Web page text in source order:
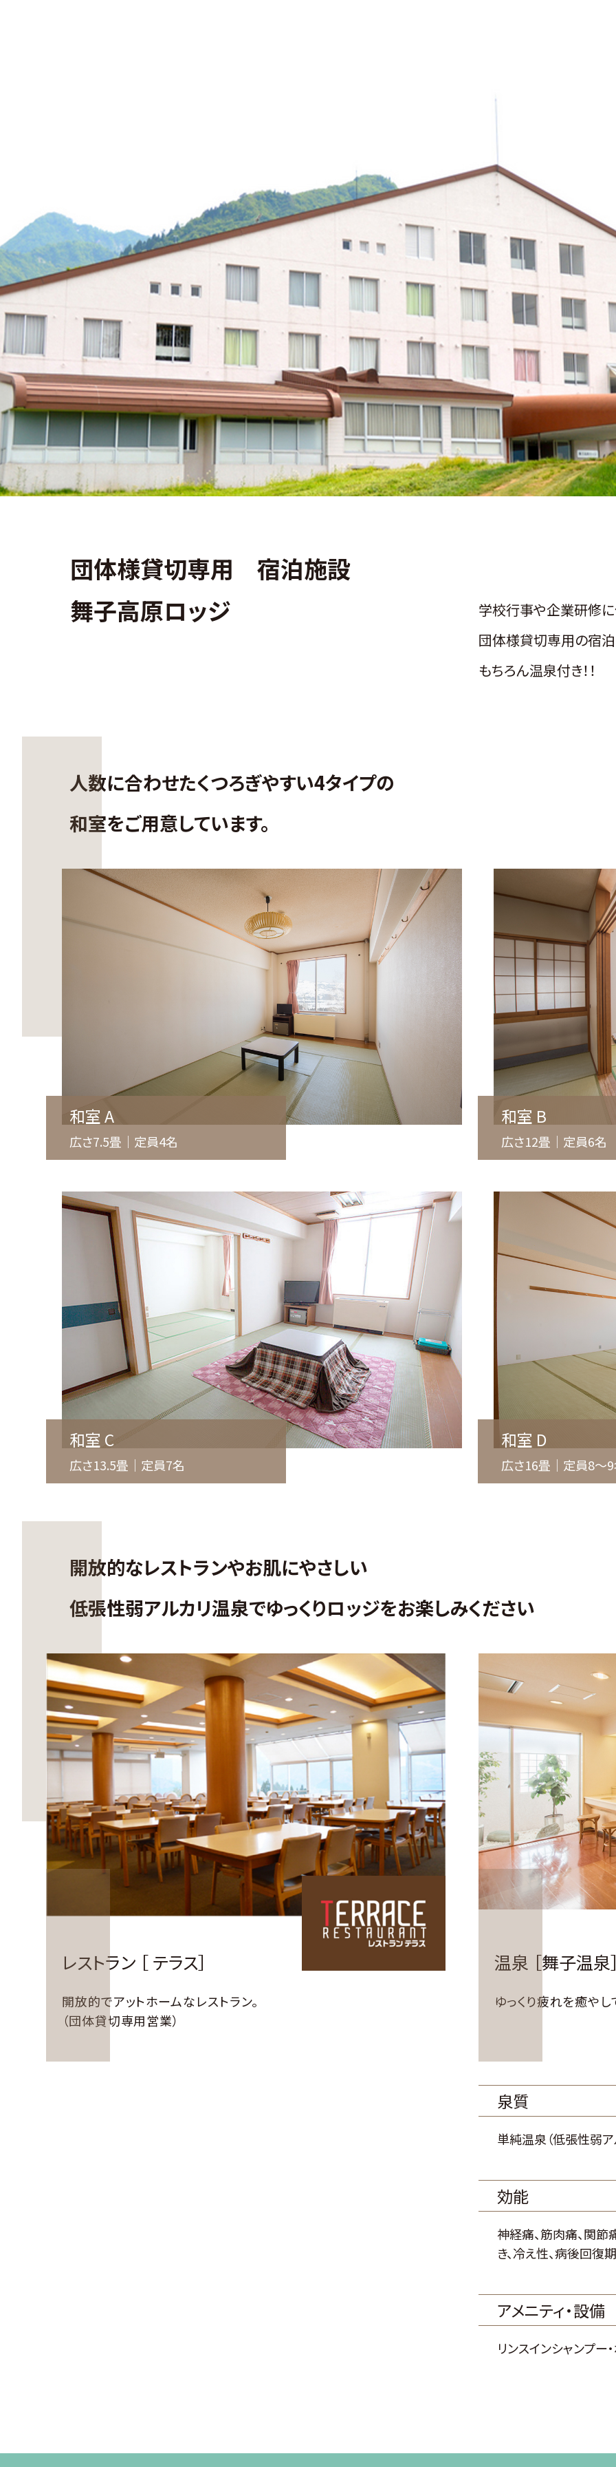
団体様貸切専用 宿泊施設
舞子高原ロッジ
学校行事や企業研修
団体様貸切専用の宿泊
もちろん温泉付き！！
人数に合わせたくつろぎやすい4タイプの
和室をご用意しています。
和室 A
広さ7.5畳｜定員4名
和室 B
広さ12畳｜定員6名
和室 C
広さ13.5畳｜定員7名
和室 D
広さ16畳｜定員8〜
開放的なレストランやお肌にやさしい
低張性弱アルカリ温泉でゆっくりロッジをお楽しみください
レストラン ［ テラス］
開放的でアットホームなレストラン。
（団体貸切専用営業）
温泉 ［舞子温泉
ゆっくり疲れを癒やし
泉質
単純温泉（低張性弱ア
効能
神経痛、筋肉痛、関節
き、冷え性、病後回復
アメニティ・設備
リンスインシャンプー